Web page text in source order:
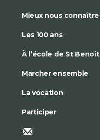
Mieux nous connaître
Les 100 ans
À l’école de St Benoît
Marcher ensemble
La vocation
Participer